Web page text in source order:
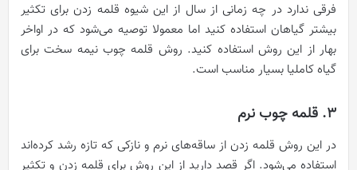
فرقی ندارد در چه زمانی از سال از این شیوه قلمه زدن برای تکثیر
بیشتر گیاهان استفاده کنید اما معمولا توصیه می‌شود که در اواخر
بهار از این روش استفاده کنید. روش قلمه چوب نیمه سخت برای
گیاه کاملیا بسیار مناسب است.
3. قلمه چوب نرم
در این روش قلمه زدن از ساقه‌های نرم و نازکی که تازه رشد کرده‌اند
استفاده می‌شود. اگر قصد دارید از این روش برای قلمه زدن و تکثیر